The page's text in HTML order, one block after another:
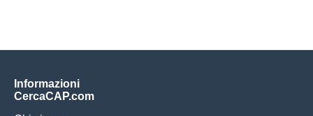
Informazioni
CercaCAP.com